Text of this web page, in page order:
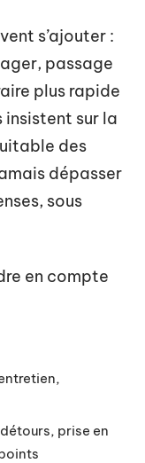
s’ajouter :
passage
plus rapide
insistent sur la
des
dépasser
sous
en compte
prise en